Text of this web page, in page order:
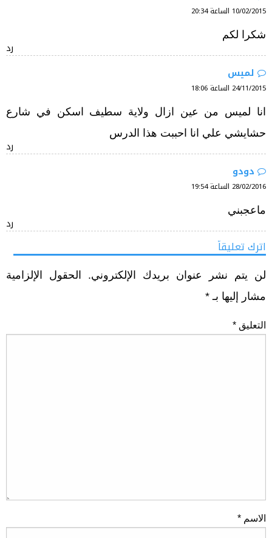
10/02/2015 الساعة 20:34
شكرا لكم
رد
لميس
24/11/2015 الساعة 18:06
انا لميس من عين ازال ولاية سطيف اسكن في شارع
حشايشي علي انا احببت هذا الدرس
رد
دودو
28/02/2016 الساعة 19:54
ماعجبني
رد
اترك تعليقاً
لن يتم نشر عنوان بريدك الإلكتروني.
الحقول الإلزامية
مشار إليها بـ *
التعليق *
الاسم *